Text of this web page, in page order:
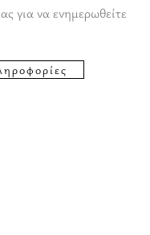
για να ενημερωθείτε